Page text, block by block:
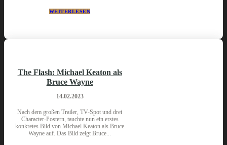
WEITERLESEN
The Flash: Michael Keaton als
Bruce Wayne
14.02.2023
Nach dem großen Trailer, TV-Spot und drei
Character-Postern, tauchte nun ein erstes
konkretes Bild von Michael Keaton als Bruce
Wayne auf. Das Bild zeigt Bruce...